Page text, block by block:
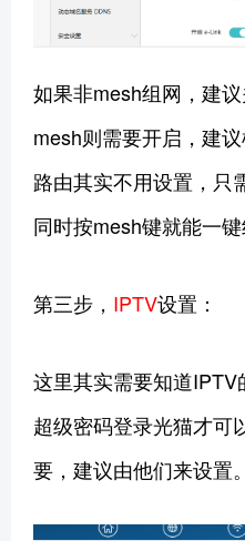
如果非mesh组网，建
mesh则需要开启，建
路由其实不用设置，只
同时按mesh键就能一键
第三步， IPTV设置：
这里其实需要知道
超级密码登录光猫才可
要，建议由他们来设置。